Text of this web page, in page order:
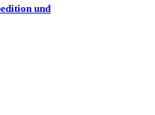
und